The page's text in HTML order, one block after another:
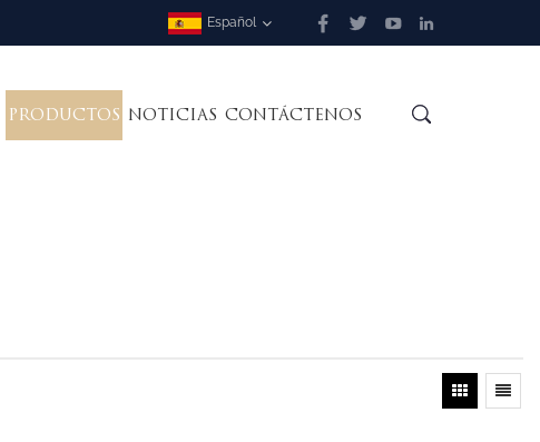
Español
PRODUCTOS NOTICIAS CONTÁCTENOS